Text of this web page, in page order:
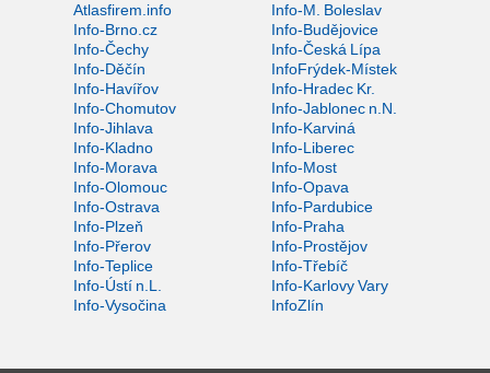
Atlasfirem.info
Info-M. Boleslav
Info-Brno.cz
Info-Budějovice
Info-Čechy
Info-Česká Lípa
Info-Děčín
InfoFrýdek-Místek
Info-Havířov
Info-Hradec Kr.
Info-Chomutov
Info-Jablonec n.N.
Info-Jihlava
Info-Karviná
Info-Kladno
Info-Liberec
Info-Morava
Info-Most
Info-Olomouc
Info-Opava
Info-Ostrava
Info-Pardubice
Info-Plzeň
Info-Praha
Info-Přerov
Info-Prostějov
Info-Teplice
Info-Třebíč
Info-Ústí n.L.
Info-Karlovy Vary
Info-Vysočina
InfoZlín